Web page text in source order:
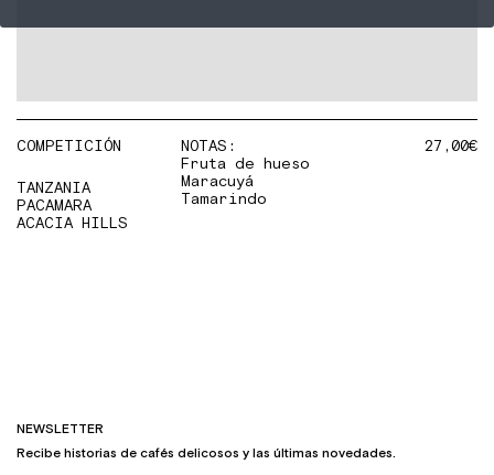
COMPETICIÓN
TANZANIA
PACAMARA
ACACIA HILLS
NOTAS:
Fruta de hueso
Maracuyá
Tamarindo
27,00€
NEWSLETTER
Recibe historias de cafés delicosos y las últimas novedades.